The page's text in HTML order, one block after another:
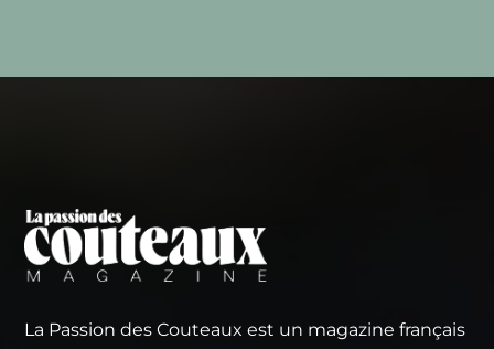
La Passion des Couteaux est un magazine français